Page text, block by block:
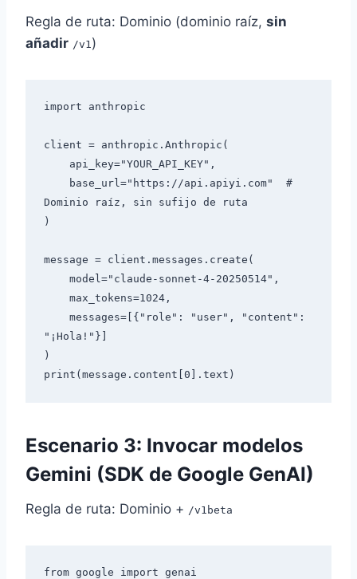
Regla de ruta: Dominio (dominio raíz, sin
añadir /v1)
import anthropic
client = anthropic.Anthropic(
Dominio raíz, sin sufijo de ruta
)
message = client.messages.create(
"¡Hola!"}]
)
Escenario 3: Invocar modelos
Gemini (SDK de Google GenAI)
Regla de ruta: Dominio + /v1beta
from google import genai